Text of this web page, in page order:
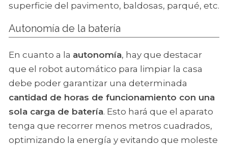
superficie del pavimento, baldosas, parqué, etc.
Autonomía de la batería
En cuanto a la autonomía, hay que destacar
que el robot automático para limpiar la casa
debe poder garantizar una determinada
cantidad de horas de funcionamiento con una
sola carga de batería. Esto hará que el aparato
tenga que recorrer menos metros cuadrados,
optimizando la energía y evitando que moleste